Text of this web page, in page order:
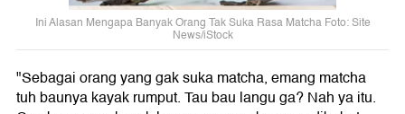
Ini Alasan Mengapa Banyak Orang Tak Suka Rasa Matcha Foto: Site
News/iStock
"Sebagai orang yang gak suka matcha, emang matcha
tuh baunya kayak rumput. Tau bau langu ga? Nah ya itu.